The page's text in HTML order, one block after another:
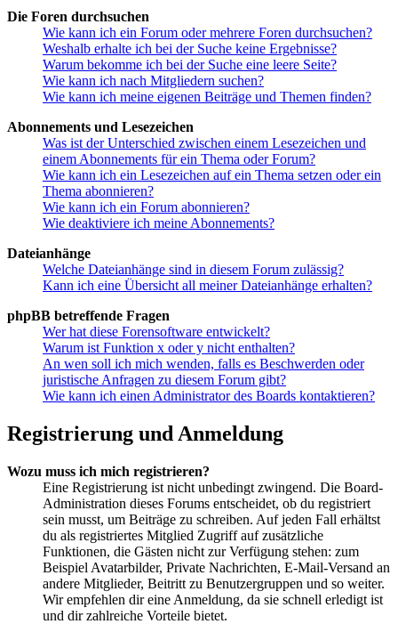
Die Foren durchsuchen
Wie kann ich ein Forum oder mehrere Foren durchsuchen?
Weshalb erhalte ich bei der Suche keine Ergebnisse?
Warum bekomme ich bei der Suche eine leere Seite?
Wie kann ich nach Mitgliedern suchen?
Wie kann ich meine eigenen Beiträge und Themen finden?
Abonnements und Lesezeichen
Was ist der Unterschied zwischen einem Lesezeichen und
einem Abonnements für ein Thema oder Forum?
Wie kann ich ein Lesezeichen auf ein Thema setzen oder ein
Thema abonnieren?
Wie kann ich ein Forum abonnieren?
Wie deaktiviere ich meine Abonnements?
Dateianhänge
Welche Dateianhänge sind in diesem Forum zulässig?
Kann ich eine Übersicht all meiner Dateianhänge erhalten?
phpBB betreffende Fragen
Wer hat diese Forensoftware entwickelt?
Warum ist Funktion x oder y nicht enthalten?
An wen soll ich mich wenden, falls es Beschwerden oder
juristische Anfragen zu diesem Forum gibt?
Wie kann ich einen Administrator des Boards kontaktieren?
Registrierung und Anmeldung
Wozu muss ich mich registrieren?
Eine Registrierung ist nicht unbedingt zwingend. Die Board-
Administration dieses Forums entscheidet, ob du registriert
sein musst, um Beiträge zu schreiben. Auf jeden Fall erhältst
du als registriertes Mitglied Zugriff auf zusätzliche
Funktionen, die Gästen nicht zur Verfügung stehen: zum
Beispiel Avatarbilder, Private Nachrichten, E-Mail-Versand an
andere Mitglieder, Beitritt zu Benutzergruppen und so weiter.
Wir empfehlen dir eine Anmeldung, da sie schnell erledigt ist
und dir zahlreiche Vorteile bietet.